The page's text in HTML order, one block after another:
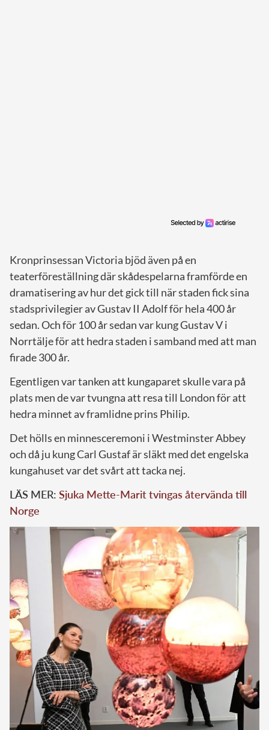
Kronprinsessan Victoria bjöd även på en
teaterföreställning där skådespelarna framförde en
dramatisering av hur det gick till när staden fick sina
stadsprivilegier av Gustav II Adolf för hela 400 år
sedan. Och för 100 år sedan var kung Gustav V i
Norrtälje för att hedra staden i samband med att man
firade 300 år.
Egentligen var tanken att kungaparet skulle vara på
plats men de var tvungna att resa till London för att
hedra minnet av framlidne prins Philip.
Det hölls en minnesceremoni i Westminster Abbey
och då ju kung Carl Gustaf är släkt med det engelska
kungahuset var det svårt att tacka nej.
LÄS MER: Sjuka Mette-Marit tvingas återvända till
Norge